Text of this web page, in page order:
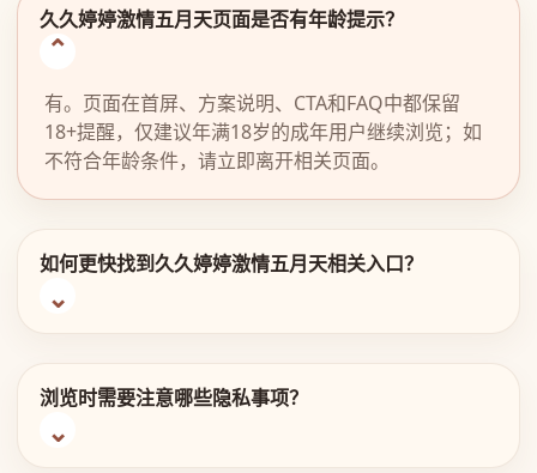
久久婷婷激情五月天页面是否有年龄提示？
有。页面在首屏、方案说明、CTA和FAQ中都保留
18+提醒，仅建议年满18岁的成年用户继续浏览；如
不符合年龄条件，请立即离开相关页面。
如何更快找到久久婷婷激情五月天相关入口？
浏览时需要注意哪些隐私事项？